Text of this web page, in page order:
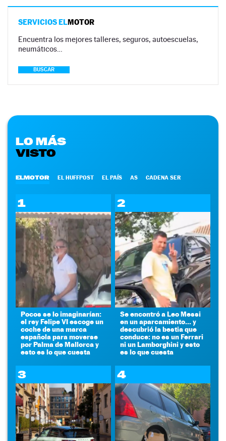
SERVICIOS ELMOTOR
Encuentra los mejores talleres, seguros, autoescuelas,
neumáticos…
BUSCAR
LO MÁS
VISTO
ELMOTOR EL HUFFPOST EL PAÍS AS CADENA SER
1
Pocos se lo imaginarían:
el rey Felipe VI escoge un
coche de una marca
española para moverse
por Palma de Mallorca y
esto es lo que cuesta
2
Se encontró a Leo Messi
en un aparcamiento... y
descubrió la bestia que
conduce: no es un Ferrari
ni un Lamborghini y esto
es lo que cuesta
3 4